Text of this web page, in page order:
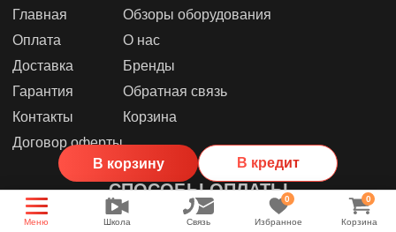
В корзину В кредит
Главная
Оплата
Доставка
Гарантия
Контакты
Договор оферты
Обзоры оборудования
О нас
Бренды
Обратная связь
Корзина
СПОСОБЫ ОПЛАТЫ
Меню Школа Связь
0
Избранное
0
Корзина